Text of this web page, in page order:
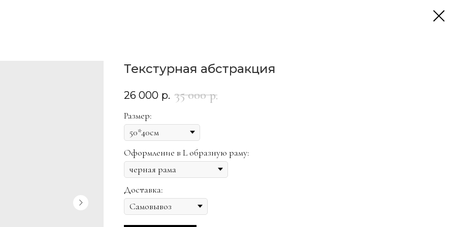
Текстурная абстракция
26 000 р. 35 000 р.
Размер:
Оформление в L образную раму:
Доставка: